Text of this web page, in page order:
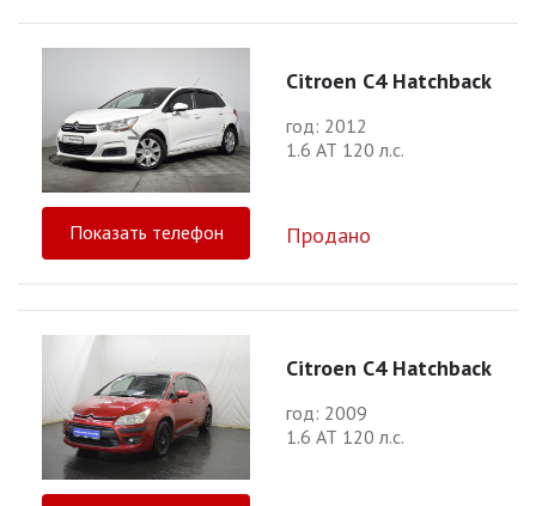
Citroen C4 Hatchback
год: 2012
1.6 АТ 120 л.с.
Показать телефон Продано
Citroen C4 Hatchback
год: 2009
1.6 АТ 120 л.с.